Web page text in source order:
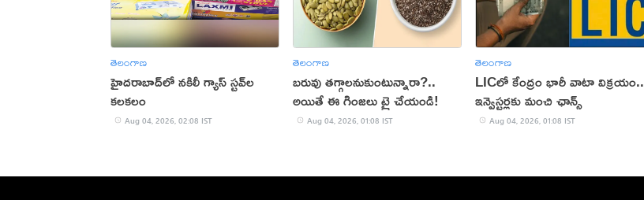
తెలంగాణ
హైదరాబాద్‌లో నకిలీ గ్యాస్ స్టవ్‌ల
కలకలం
Aug 04, 2026, 02:08 IST
తెలంగాణ
బరువు తగ్గాలనుకుంటున్నారా?..
అయితే ఈ గింజలు ట్రై చేయండి!
Aug 04, 2026, 01:08 IST
తెలంగాణ
LICలో కేంద్రం భారీ వాటా విక్రయం..
ఇన్వెస్టర్లకు మంచి ఛాన్స్
Aug 04, 2026, 01:08 IST